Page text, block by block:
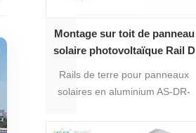
Montage sur toit de panneau
solaire photovoltaïque Rail D
Rails de terre pour panneaux
solaires en aluminium AS-DR-